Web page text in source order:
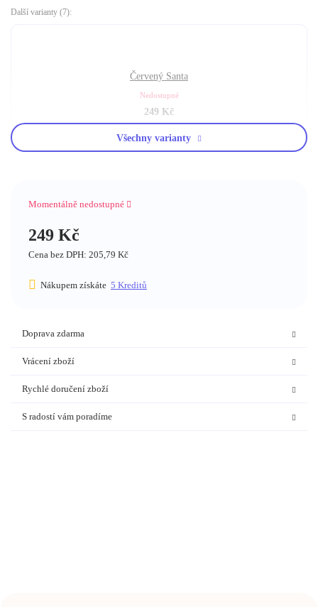
Další varianty (7):
Všechny varianty
Červený Santa
Nedostupné
249 Kč
Momentálně nedostupné
249 Kč
Cena bez DPH: 205,79 Kč
Nákupem získáte 5 Kreditů
Doprava zdarma
Vrácení zboží
Rychlé doručení zboží
S radostí vám poradíme